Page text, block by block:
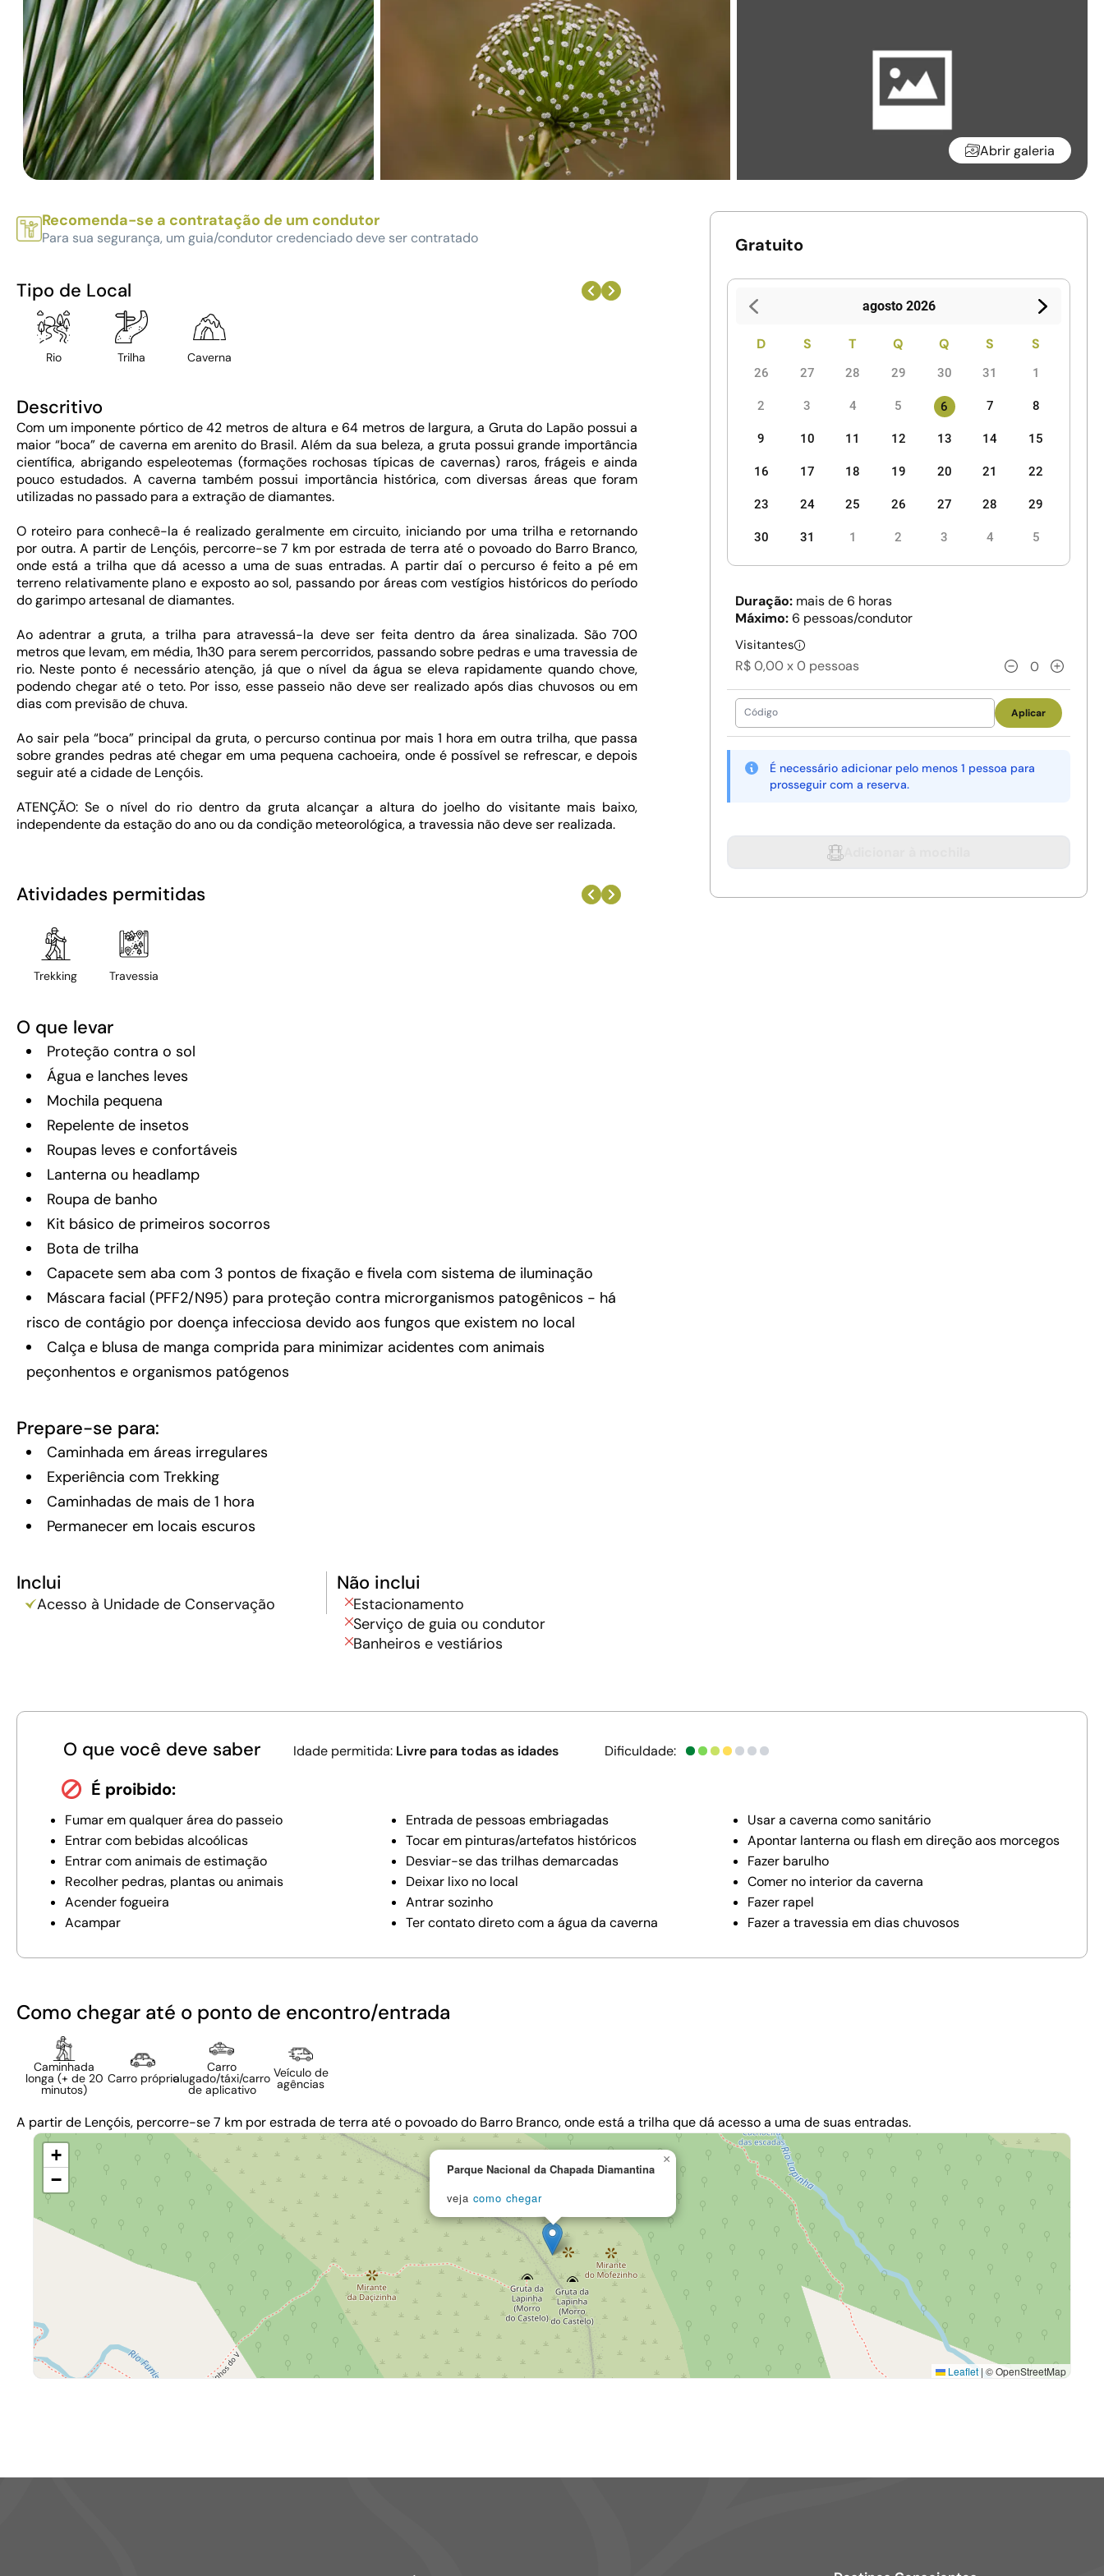
Abrir galeria
Recomenda-se a contratação de um condutor
Para sua segurança, um guia/condutor credenciado deve ser contratado
Tipo de Local
Rio Trilha Caverna
Descritivo
Com um imponente pórtico de 42 metros de altura e 64 metros de largura, a Gruta do Lapão possui a
maior “boca” de caverna em arenito do Brasil. Além da sua beleza, a gruta possui grande importância
científica, abrigando espeleotemas (formações rochosas típicas de cavernas) raros, frágeis e ainda
pouco estudados. A caverna também possui importância histórica, com diversas áreas que foram
utilizadas no passado para a extração de diamantes.
O roteiro para conhecê-la é realizado geralmente em circuito, iniciando por uma trilha e retornando
por outra. A partir de Lençóis, percorre-se 7 km por estrada de terra até o povoado do Barro Branco,
onde está a trilha que dá acesso a uma de suas entradas. A partir daí o percurso é feito a pé em
terreno relativamente plano e exposto ao sol, passando por áreas com vestígios históricos do período
do garimpo artesanal de diamantes.
Ao adentrar a gruta, a trilha para atravessá-la deve ser feita dentro da área sinalizada. São 700
metros que levam, em média, 1h30 para serem percorridos, passando sobre pedras e uma travessia de
rio. Neste ponto é necessário atenção, já que o nível da água se eleva rapidamente quando chove,
podendo chegar até o teto. Por isso, esse passeio não deve ser realizado após dias chuvosos ou em
dias com previsão de chuva.
Ao sair pela “boca” principal da gruta, o percurso continua por mais 1 hora em outra trilha, que passa
sobre grandes pedras até chegar em uma pequena cachoeira, onde é possível se refrescar, e depois
seguir até a cidade de Lençóis.
ATENÇÃO: Se o nível do rio dentro da gruta alcançar a altura do joelho do visitante mais baixo,
independente da estação do ano ou da condição meteorológica, a travessia não deve ser realizada.
Atividades permitidas
Trekking Travessia
O que levar
Proteção contra o sol
Água e lanches leves
Mochila pequena
Repelente de insetos
Roupas leves e confortáveis
Lanterna ou headlamp
Roupa de banho
Kit básico de primeiros socorros
Bota de trilha
Capacete sem aba com 3 pontos de fixação e fivela com sistema de iluminação
Máscara facial (PFF2/N95) para proteção contra microrganismos patogênicos - há
risco de contágio por doença infecciosa devido aos fungos que existem no local
Calça e blusa de manga comprida para minimizar acidentes com animais
peçonhentos e organismos patógenos
Prepare-se para:
Caminhada em áreas irregulares
Experiência com Trekking
Caminhadas de mais de 1 hora
Permanecer em locais escuros
Inclui
Acesso à Unidade de Conservação
Não inclui
Estacionamento
Serviço de guia ou condutor
Banheiros e vestiários
Gratuito
agosto 2026
D S T Q Q S S
26 27 28 29 30 31 1
2 3 4 5 6 7 8
9 10 11 12 13 14 15
16 17 18 19 20 21 22
23 24 25 26 27 28 29
30 31 1 2 3 4 5
Duração: mais de 6 horas
Máximo:6 pessoas/condutor
Visitantes
R$ 0,00 x0 pessoas 0
Aplicar
É necessário adicionar pelo menos 1 pessoa para
prosseguir com a reserva.
O que você deve saber Idade permitida: Livre para todas as idades Dificuldade:
É proibido:
Fumar em qualquer área do passeio
Entrar com bebidas alcoólicas
Entrar com animais de estimação
Recolher pedras, plantas ou animais
Acender fogueira
Acampar
Entrada de pessoas embriagadas
Tocar em pinturas/artefatos históricos
Desviar-se das trilhas demarcadas
Deixar lixo no local
Antrar sozinho
Ter contato direto com a água da caverna
Usar a caverna como sanitário
Apontar lanterna ou flash em direção aos morcegos
Fazer barulho
Comer no interior da caverna
Fazer rapel
Fazer a travessia em dias chuvosos
Como chegar até o ponto de encontro/entrada
Caminhada
longa (+ de 20
minutos)
Carro próprio
Carro
alugado/táxi/carro
de aplicativo
Veículo de
agências
A partir de Lençóis, percorre-se 7 km por estrada de terra até o povoado do Barro Branco, onde está a trilha que dá acesso a uma de suas entradas.
Parque Nacional da Chapada Diamantina
veja como chegar
×
+
−
Leaflet | © OpenStreetMap